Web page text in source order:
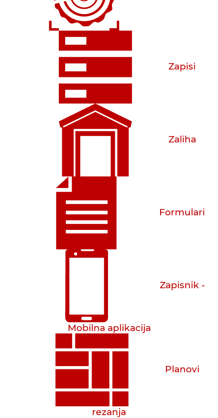
Zapisi
Zaliha
Formulari
Zapisnik -
Mobilna aplikacija
Planovi
rezanja